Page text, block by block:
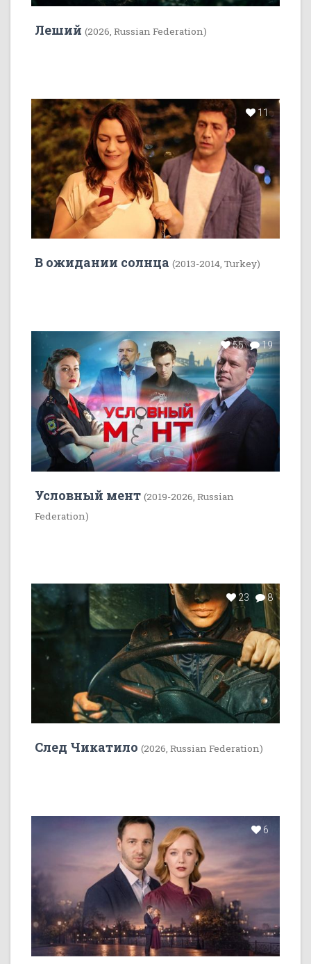
Леший (2026, Russian Federation)
11
В ожидании солнца (2013-2014, Turkey)
55 19
Условный мент (2019-2026, Russian
Federation)
23 8
След Чикатило (2026, Russian Federation)
6